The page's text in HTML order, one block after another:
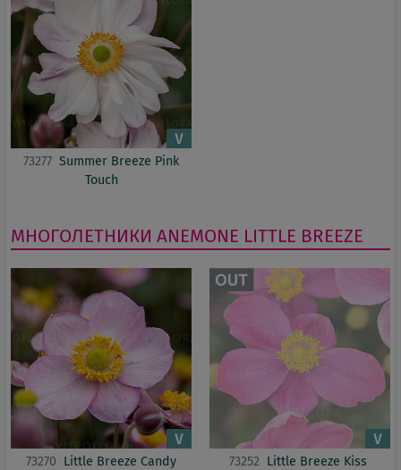
73277 Summer Breeze Pink
Touch
МНОГОЛЕТНИКИ ANEMONE LITTLE BREEZE
73270 Little Breeze Candy 73252 Little Breeze Kiss